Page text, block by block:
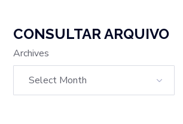
CONSULTAR ARQUIVO
Archives